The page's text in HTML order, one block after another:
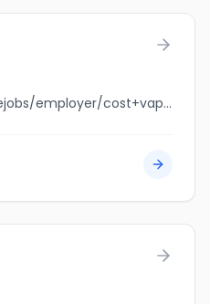
jobbank.gc.ca/browsejobs/employer/cost+vape/ca